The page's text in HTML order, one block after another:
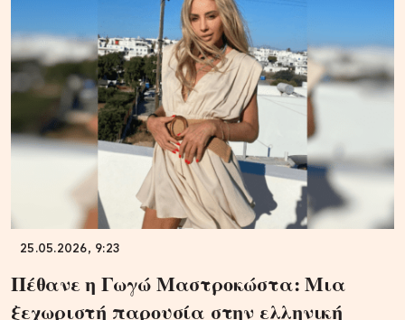
25.05.2026, 9:23
Πέθανε η Γωγώ Μαστροκώστα: Μια
ξεχωριστή παρουσία στην ελληνική